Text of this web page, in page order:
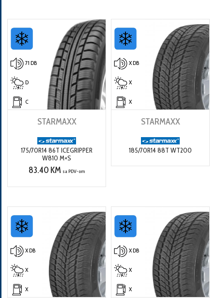
71 DB
D
C
STARMAXX
175/70R14 86T ICEGRIPPER
W810 M+S
83.40 KM sa PDV-om
X DB
X
X
STARMAXX
185/70R14 88T WT200
X DB
X
X
X DB
X
X